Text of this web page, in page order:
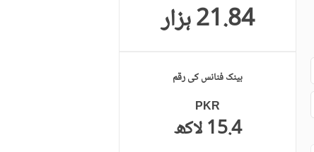
21.84 ہزار
بینک فنانس کی رقم
PKR
15.4 لاکھ